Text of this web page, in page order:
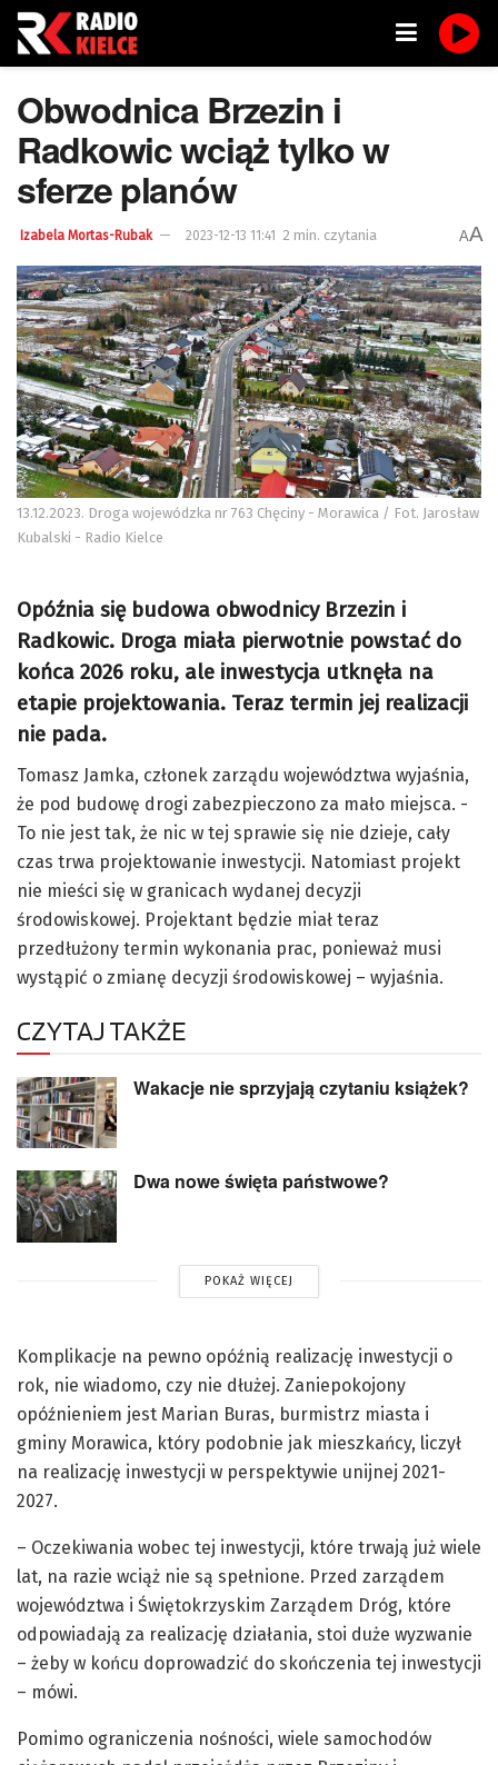
Obwodnica Brzezin i
Radkowic wciąż tylko w
sferze planów
Izabela Mortas-Rubak 2023-12-13 11:41 2 min. czytania AA
13.12.2023. Droga wojewódzka nr 763 Chęciny - Morawica / Fot. Jarosław
Kubalski - Radio Kielce
Opóźnia się budowa obwodnicy Brzezin i
Radkowic. Droga miała pierwotnie powstać do
końca 2026 roku, ale inwestycja utknęła na
etapie projektowania. Teraz termin jej realizacji
nie pada.
Tomasz Jamka, członek zarządu województwa wyjaśnia,
że pod budowę drogi zabezpieczono za mało miejsca. -
To nie jest tak, że nic w tej sprawie się nie dzieje, cały
czas trwa projektowanie inwestycji. Natomiast projekt
nie mieści się w granicach wydanej decyzji
środowiskowej. Projektant będzie miał teraz
przedłużony termin wykonania prac, ponieważ musi
wystąpić o zmianę decyzji środowiskowej – wyjaśnia.
CZYTAJ TAKŻE
Wakacje nie sprzyjają czytaniu książek?
Dwa nowe święta państwowe?
POKAŻ WIĘCEJ
Komplikacje na pewno opóźnią realizację inwestycji o
rok, nie wiadomo, czy nie dłużej. Zaniepokojony
opóźnieniem jest Marian Buras, burmistrz miasta i
gminy Morawica, który podobnie jak mieszkańcy, liczył
na realizację inwestycji w perspektywie unijnej 2021-
2027.
– Oczekiwania wobec tej inwestycji, które trwają już wiele
lat, na razie wciąż nie są spełnione. Przed zarządem
województwa i Świętokrzyskim Zarządem Dróg, które
odpowiadają za realizację działania, stoi duże wyzwanie
– żeby w końcu doprowadzić do skończenia tej inwestycji
– mówi.
Pomimo ograniczenia nośności, wiele samochodów